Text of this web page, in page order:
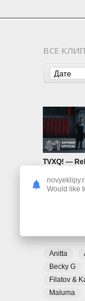
ВСЕ
TVXQ! —
Anitta
Becky G
Filatov &
Maluma
Would like